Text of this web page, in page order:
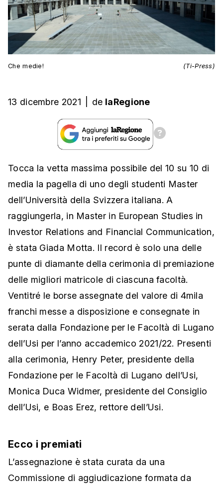
Che medie! (Ti-Press)
13 dicembre 2021 de laRegione
Tocca la vetta massima possibile del 10 su 10 di
media la pagella di uno degli studenti Master
dell’Università della Svizzera italiana. A
raggiungerla, in Master in European Studies in
Investor Relations and Financial Communication,
è stata Giada Motta. Il record è solo una delle
punte di diamante della cerimonia di premiazione
delle migliori matricole di ciascuna facoltà.
Ventitré le borse assegnate del valore di 4mila
franchi messe a disposizione e consegnate in
serata dalla Fondazione per le Facoltà di Lugano
dell’Usi per l’anno accademico 2021/22. Presenti
alla cerimonia, Henry Peter, presidente della
Fondazione per le Facoltà di Lugano dell’Usi,
Monica Duca Widmer, presidente del Consiglio
dell’Usi, e Boas Erez, rettore dell’Usi.
Ecco i premiati
L’assegnazione è stata curata da una
Commissione di aggiudicazione formata da